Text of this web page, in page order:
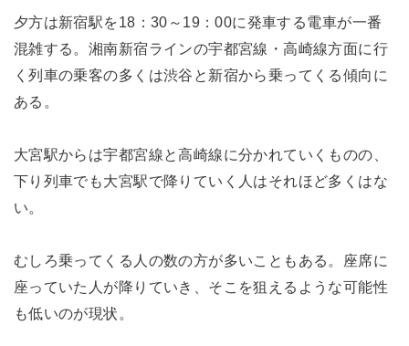
夕方は新宿駅を18：30～19：00に発車する電車が一番
混雑する。湘南新宿ラインの宇都宮線・高崎線方面に行
く列車の乗客の多くは渋谷と新宿から乗ってくる傾向に
ある。
大宮駅からは宇都宮線と高崎線に分かれていくものの、
下り列車でも大宮駅で降りていく人はそれほど多くはな
い。
むしろ乗ってくる人の数の方が多いこともある。座席に
座っていた人が降りていき、そこを狙えるような可能性
も低いのが現状。